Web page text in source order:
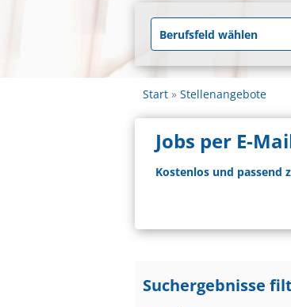
Start Stellenangebote
Jobs per E-
Kostenlos und passend
Suchergebnisse